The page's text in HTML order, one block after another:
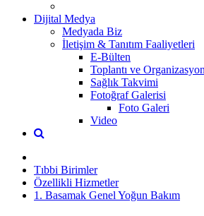
Dijital Medya
Medyada Biz
İletişim & Tanıtım Faaliyetleri
E-Bülten
Toplantı ve
Sağlık Takvimi
Fotoğraf Galerisi
Foto Galeri
Video
Tıbbi Birimler
Özellikli Hizmetler
1. Basamak Genel Yoğun Bakım